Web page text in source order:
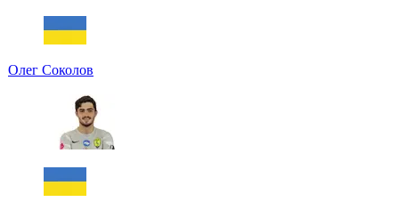
Олег Соколов